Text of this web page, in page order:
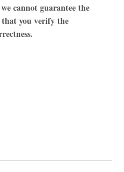
cannot guarantee the
that you verify the